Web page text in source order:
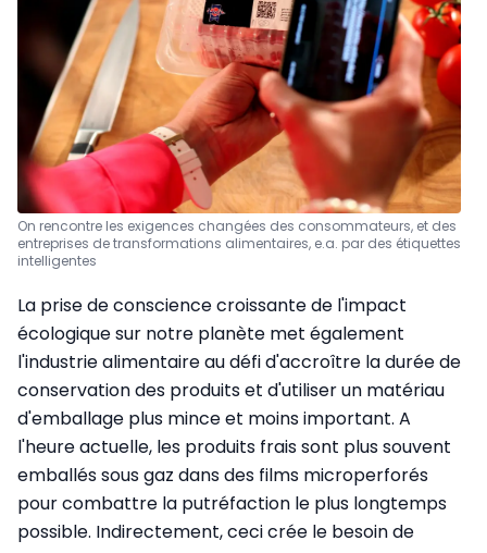
On rencontre les exigences changées des consommateurs, et des
entreprises de transformations alimentaires, e.a. par des étiquettes
intelligentes
La prise de conscience croissante de l'impact
écologique sur notre planète met également
l'industrie alimentaire au défi d'accroître la durée de
conservation des produits et d'utiliser un matériau
d'emballage plus mince et moins important. A
l'heure actuelle, les produits frais sont plus souvent
emballés sous gaz dans des films microperforés
pour combattre la putréfaction le plus longtemps
possible. Indirectement, ceci crée le besoin de